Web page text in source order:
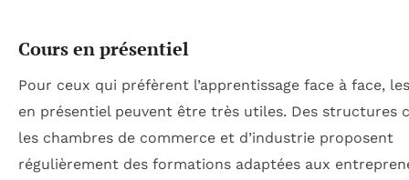
Cours en présentiel
Pour ceux qui préfèrent l’apprentissage face à face,
en présentiel peuvent être très utiles. Des structures
les chambres de commerce et d’industrie proposent
régulièrement des formations adaptées aux